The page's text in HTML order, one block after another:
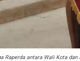
Raperda antara Wali Kota dan